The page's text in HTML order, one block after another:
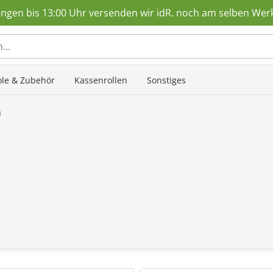
bis 13:00 Uhr versenden wir idR. noch am selben
& Zubehör Kassenrollen Sonstiges